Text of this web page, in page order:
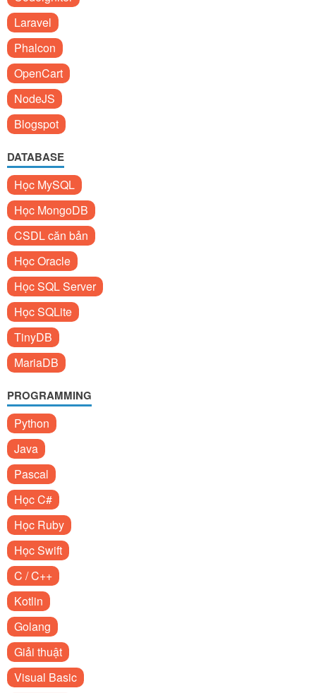
Laravel
Phalcon
OpenCart
NodeJS
Blogspot
DATABASE
Học MySQL
Học MongoDB
CSDL căn bản
Học Oracle
Học SQL Server
Học SQLite
TinyDB
MariaDB
PROGRAMMING
Python
Java
Pascal
Học C#
Học Ruby
Học Swift
C / C++
Kotlin
Golang
Giải thuật
Visual Basic